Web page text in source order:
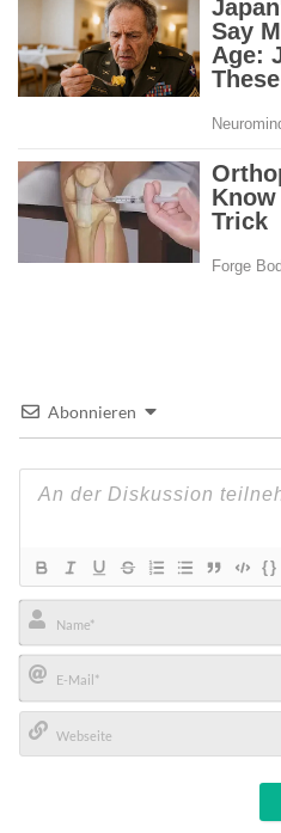
Abonnieren
{}
Name*
E-
Mail*